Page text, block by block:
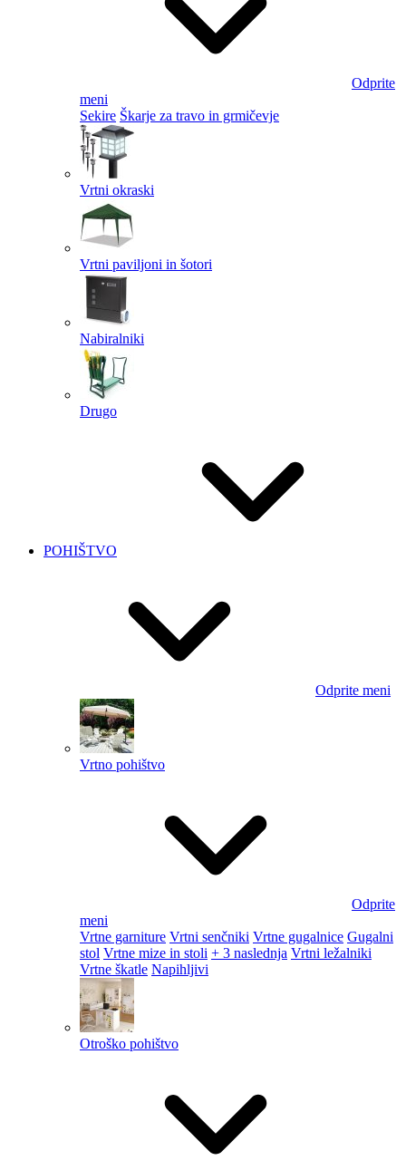
Odprite
meni
Sekire Škarje za travo in grmičevje
Vrtni okraski
Vrtni paviljoni in šotori
Nabiralniki
Drugo
POHIŠTVO
Odprite meni
Vrtno pohištvo
Odprite
meni
Vrtne garniture Vrtni senčniki Vrtne gugalnice Gugalni
stol Vrtne mize in stoli + 3 naslednja Vrtni ležalniki
Vrtne škatle Napihljivi
Otroško pohištvo